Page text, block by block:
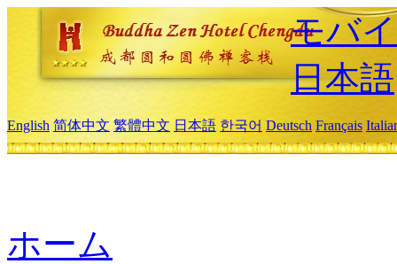
モバ
日本語
English 简体中文 繁體中文 日本語 한국어 Deutsch Français
ホーム